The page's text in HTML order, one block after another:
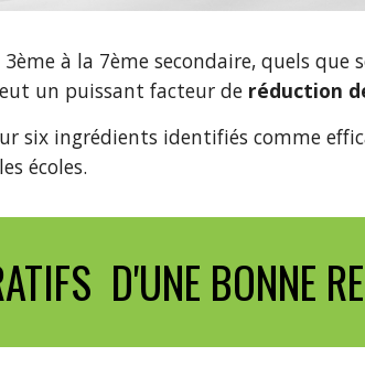
3ème à la 7ème secondaire, quels
un puissant facteur de réduction
six ingrédients identifiés comme
écoles.
D'UNE BONNE